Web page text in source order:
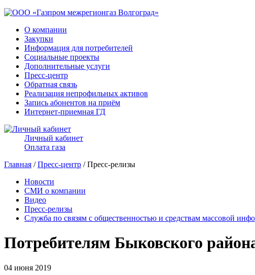
О компании
Закупки
Информация для потребителей
Социальные проекты
Дополнительные услуги
Пресс-центр
Обратная связь
Реализация непрофильных активов
Запись абонентов на приём
Интернет-приемная ГД
Личный кабинет
Оплата газа
Главная /Пресс-центр / Пресс-релизы
Новости
СМИ о компании
Видео
Пресс-релизы
Служба по связям с общественностью и средствам массовой
Потребителям Быковского
04 июня 2019